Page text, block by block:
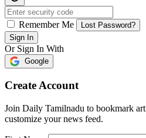
Remember Me
Lost Password?
Sign In
Or Sign In With
Google
Create Account
Join Daily Tamilnadu to bookmark
customize your news feed.